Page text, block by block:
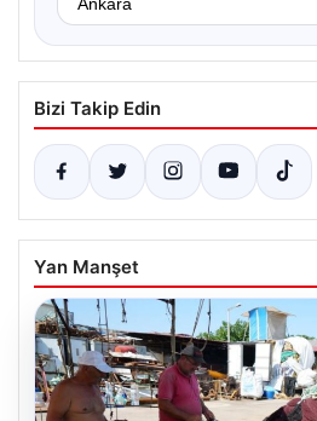
Bizi Takip Edin
Yan Manşet